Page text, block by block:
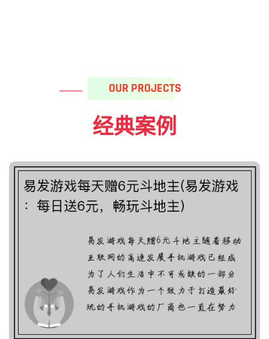
OUR PROJECTS
经典案例
易发游戏每天赠6元斗地主
(易发游戏：每日送6元，
畅玩斗地主)